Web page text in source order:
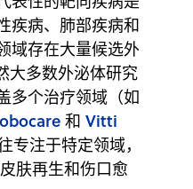
疾病、肺部疾病和
域存在大量候选外
大多数外泌体研究
多个治疗领域（如
和 Vitti
专注于特定领域，
肤再生和伤口愈